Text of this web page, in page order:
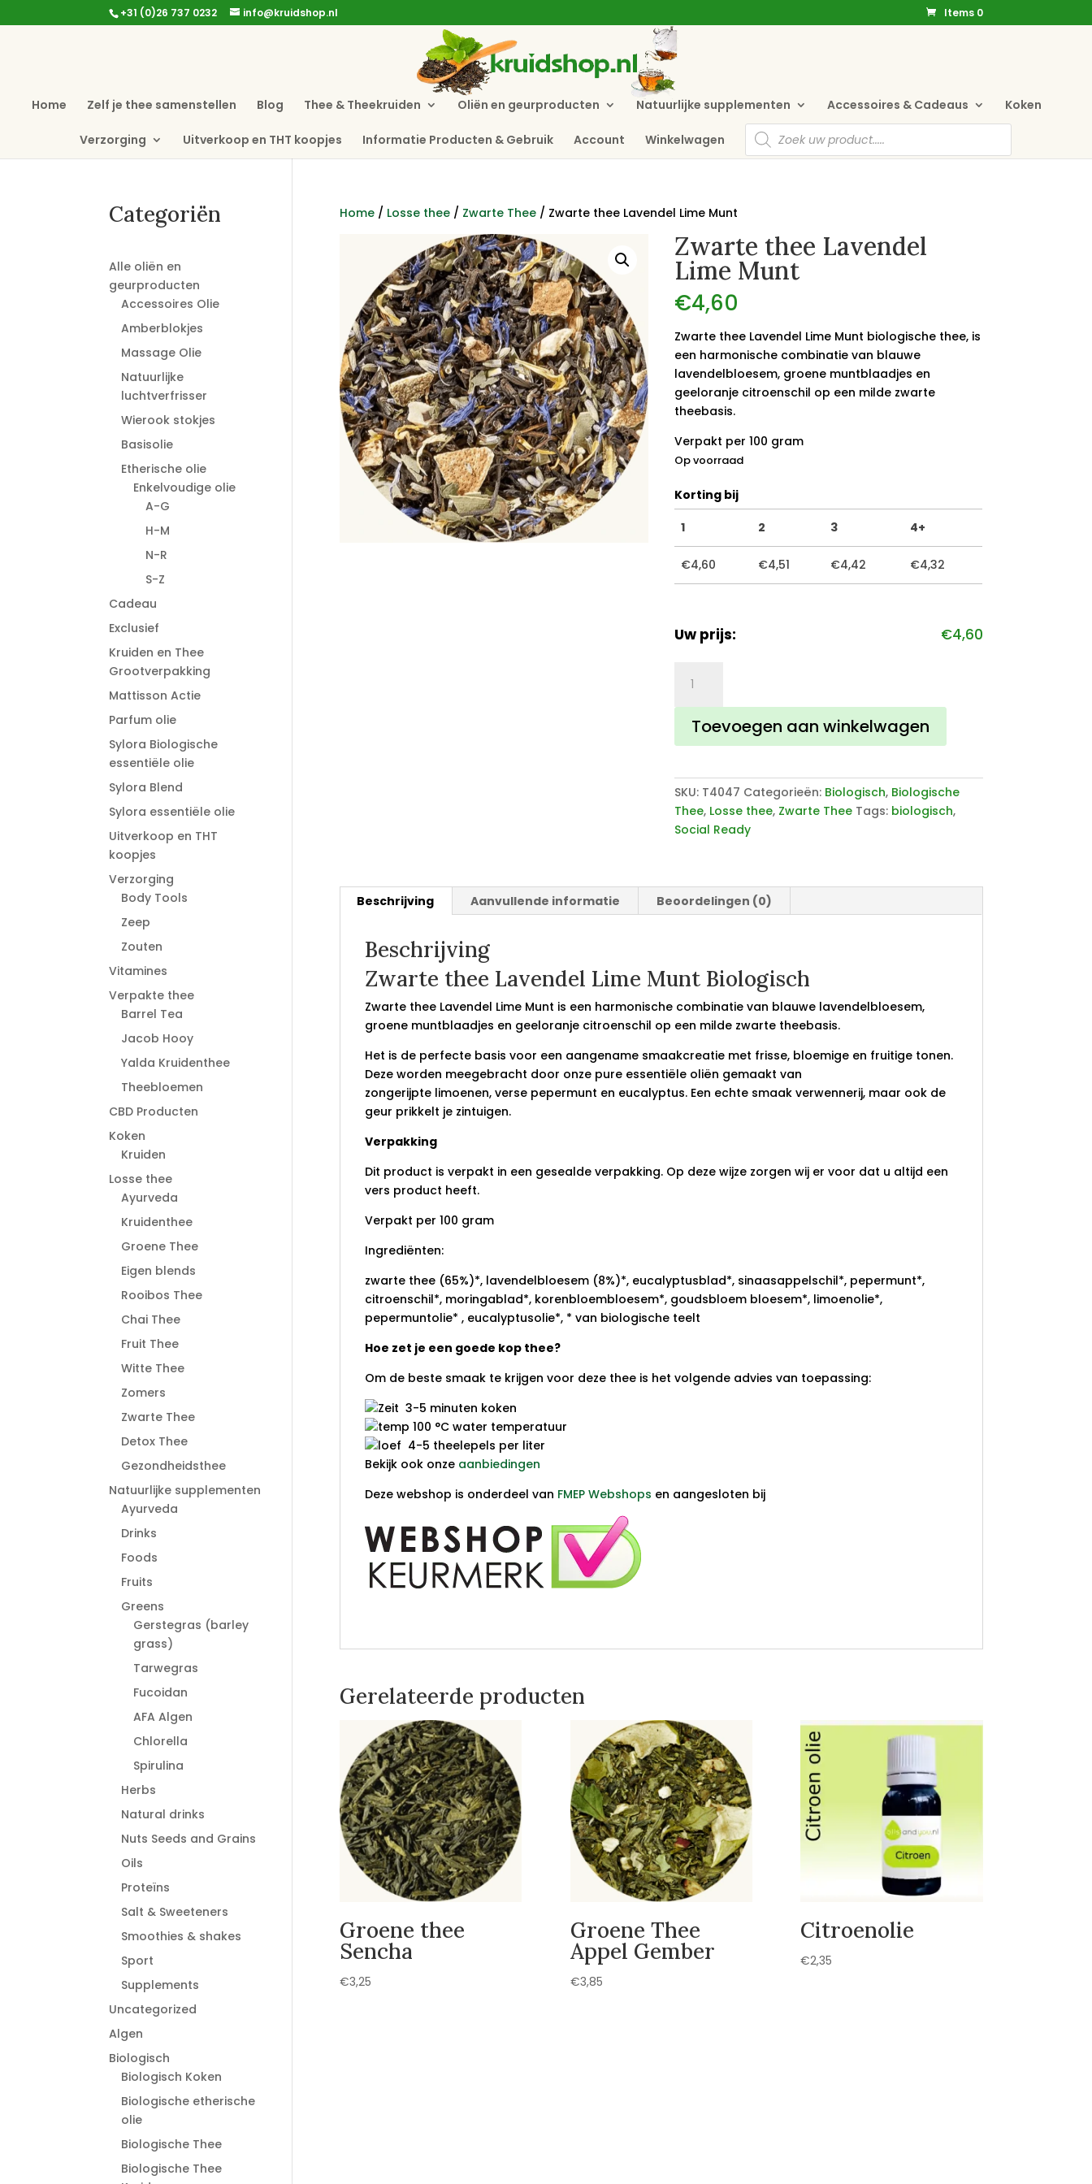
+31 (0)26 737 0232 info@kruidshop.nl Items 0
Home Zelf je thee samenstellen Blog Thee & Theekruiden Oliën en geurproducten Natuurlijke supplementen Accessoires & Cadeaus Koken
Verzorging Uitverkoop en THT koopjes Informatie Producten & Gebruik Account Winkelwagen
Producten
zoeken
Home/ Losse thee/ Zwarte Thee/ Zwarte thee Lavendel Lime Munt
Zwarte thee Lavendel
Lime Munt
€4,60
Zwarte thee Lavendel Lime Munt biologische thee, is
een harmonische combinatie van blauwe
lavendelbloesem, groene muntblaadjes en
geeloranje citroenschil op een milde zwarte
theebasis.
Verpakt per 100 gram
Op voorraad
Korting bij
1
2 3 4+
€4,60 €4,51 €4,42 €4,32
Uw prijs: €4,60
thee
Lavendel
Lime
Munt
Toevoegen aan winkelwagen
SKU: T4047 Categorieën: Biologisch, Biologische
Thee, Losse thee, Zwarte Thee Tags: biologisch,
Social Ready
Beschrijving Aanvullende informatie Beoordelingen (0)
Beschrijving
Zwarte thee Lavendel Lime Munt Biologisch
Zwarte thee Lavendel Lime Munt is een harmonische combinatie van blauwe lavendelbloesem,
groene muntblaadjes en geeloranje citroenschil op een milde zwarte theebasis.
Het is de perfecte basis voor een aangename smaakcreatie met frisse, bloemige en fruitige tonen.
Deze worden meegebracht door onze pure essentiële oliën gemaakt van
zongerijpte limoenen, verse pepermunt en eucalyptus. Een echte smaak verwennerij, maar ook de
geur prikkelt je zintuigen.
Verpakking
Dit product is verpakt in een gesealde verpakking. Op deze wijze zorgen wij er voor dat u altijd een
vers product heeft.
Verpakt per 100 gram
Ingrediënten:
zwarte thee (65%)*, lavendelbloesem (8%)*, eucalyptusblad*, sinaasappelschil*, pepermunt*,
citroenschil*, moringablad*, korenbloembloesem*, goudsbloem bloesem*, limoenolie*,
pepermuntolie* , eucalyptusolie*, * van biologische teelt
Hoe zet je een goede kop thee?
Om de beste smaak te krijgen voor deze thee is het volgende advies van toepassing:
3-5 minuten koken
100 °C water temperatuur
4-5 theelepels per liter
Bekijk ook onze aanbiedingen
Deze webshop is onderdeel van FMEP Webshops en aangesloten bij
Gerelateerde producten
Groene thee
Sencha
€3,25
Groene Thee
Appel Gember
€3,85
Citroenolie
€2,35
Categoriën
Alle oliën en
geurproducten
Accessoires Olie
Amberblokjes
Massage Olie
Natuurlijke
luchtverfrisser
Wierook stokjes
Basisolie
Etherische olie
Enkelvoudige olie
A-G
H-M
N-R
S-Z
Cadeau
Exclusief
Kruiden en Thee
Grootverpakking
Mattisson Actie
Parfum olie
Sylora Biologische
essentiële olie
Sylora Blend
Sylora essentiële olie
Uitverkoop en THT
koopjes
Verzorging
Body Tools
Zeep
Zouten
Vitamines
Verpakte thee
Barrel Tea
Jacob Hooy
Yalda Kruidenthee
Theebloemen
CBD Producten
Koken
Kruiden
Losse thee
Ayurveda
Kruidenthee
Groene Thee
Eigen blends
Rooibos Thee
Chai Thee
Fruit Thee
Witte Thee
Zomers
Zwarte Thee
Detox Thee
Gezondheidsthee
Natuurlijke supplementen
Ayurveda
Drinks
Foods
Fruits
Greens
Gerstegras (barley
grass)
Tarwegras
Fucoidan
AFA Algen
Chlorella
Spirulina
Herbs
Natural drinks
Nuts Seeds and Grains
Oils
Proteïns
Salt & Sweeteners
Smoothies & shakes
Sport
Supplements
Uncategorized
Algen
Biologisch
Biologisch Koken
Biologische etherische
olie
Biologische Thee
Biologische Thee